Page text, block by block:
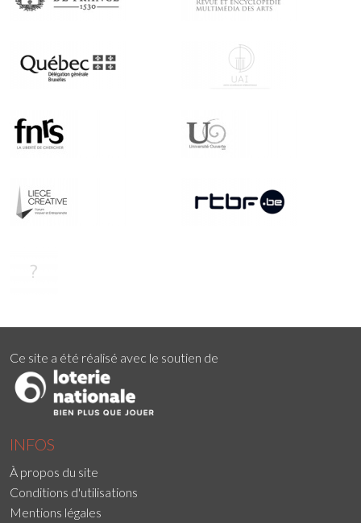
Ce site a été réalisé avec le soutien de
INFOS
À propos du site
Conditions d'utilisations
Mentions légales